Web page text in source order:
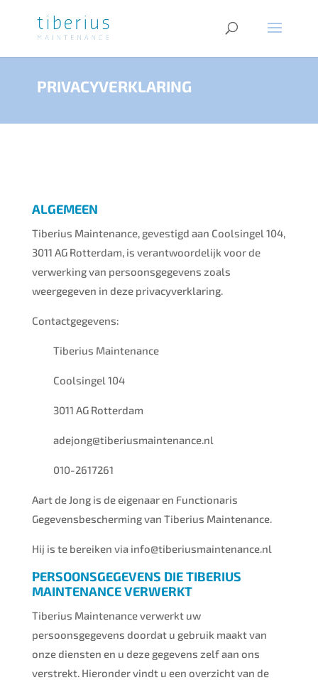
PRIVACYVERKLARING
ALGEMEEN
Tiberius Maintenance, gevestigd aan Coolsingel 104,
3011 AG Rotterdam, is verantwoordelijk voor de
verwerking van persoonsgegevens zoals
weergegeven in deze privacyverklaring.
Contactgegevens:
Tiberius Maintenance
Coolsingel 104
3011 AG Rotterdam
adejong@tiberiusmaintenance.nl
010-2617261
Aart de Jong is de eigenaar en Functionaris
Gegevensbescherming van Tiberius Maintenance.
Hij is te bereiken via info@tiberiusmaintenance.nl
PERSOONSGEGEVENS DIE TIBERIUS
MAINTENANCE VERWERKT
Tiberius Maintenance verwerkt uw
persoonsgegevens doordat u gebruik maakt van
onze diensten en u deze gegevens zelf aan ons
verstrekt. Hieronder vindt u een overzicht van de